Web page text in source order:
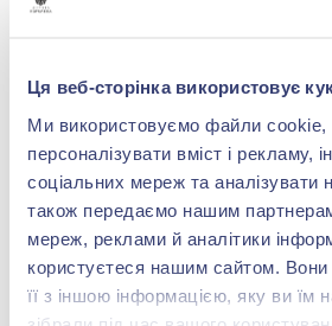
Ця веб-сторінка використовує
Ми використовуємо файли
персоналізувати вміст і рекламу,
соціальних мереж та
також передаємо нашим партнерам
мереж, реклами й аналітики
користуєтеся нашим сайтом.
її з іншою інформацією, яку ви їм
-60%
Цепочка «Морской
якорь» из серебра 925°,
арт. Морское Е
25 612,00 грн